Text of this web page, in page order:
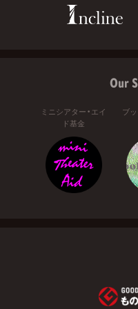
Our
ミニシアター・エイ
ド基金
ブ